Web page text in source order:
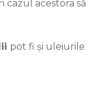
cazul acestora să
pot fi și uleiurile